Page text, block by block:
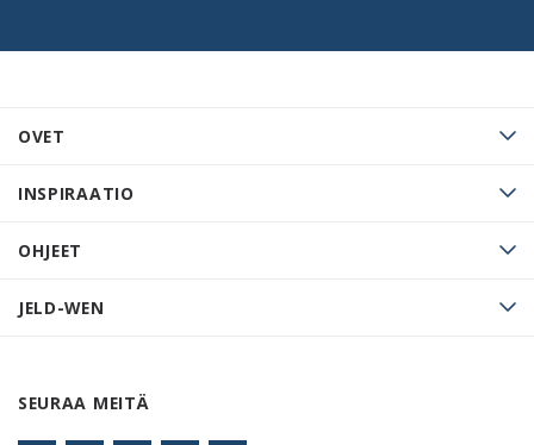
OVET
INSPIRAATIO
OHJEET
JELD-WEN
SEURAA MEITÄ